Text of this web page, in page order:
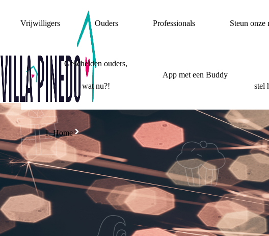
Vrijwilligers Ouders Professionals Steun onze
Gescheiden ouders,
wat nu?!
App met een Buddy
stel
Home